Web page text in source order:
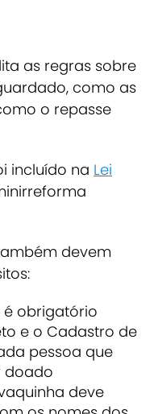
as regras sobre
como as
o repasse
incluído na Lei
devem
obrigatório
e o Cadastro de
pessoa que
doado
deve